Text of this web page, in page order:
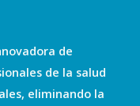
de
de la salud
eliminando la